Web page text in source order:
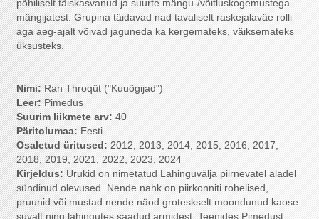
põhiliselt täiskasvanud ja suurte mängu-/võitluskogemustega
mängijatest. Grupina täidavad nad tavaliselt raskejalaväe rolli
aga aeg-ajalt võivad jaguneda ka kergemateks, väiksemateks
üksusteks.
Nimi:Ran Throqût ("Kuuõgijad")
Leer:Pimedus
Suurim liikmete arv: 40
Päritolumaa: Eesti
Osaletud üritused: 2012, 2013, 2014, 2015, 2016, 2017,
2018, 2019, 2021, 2022, 2023, 2024
Kirjeldus: Urukid on nimetatud Lahinguvälja piirnevatel aladel
sündinud olevused. Nende nahk on piirkonniti rohelised,
pruunid või mustad nende näod groteskselt moondunud kaose
suvalt ning lahingutes saadud armidest. Teenides Pimedust